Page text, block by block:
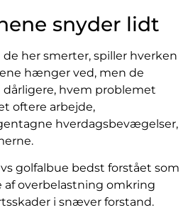
snyder lidt
her smerter, spiller hverken
hænger ved, men de
dårligere, hvem problemet
oftere arbejde,
hverdagsbevægelser,
golfalbue bedst forstået som
overbelastning omkring
i snæver forstand.